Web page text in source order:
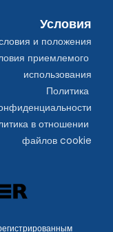
Условия
и положения
приемлемого
использования
Политика
в отношении
файлов cookie